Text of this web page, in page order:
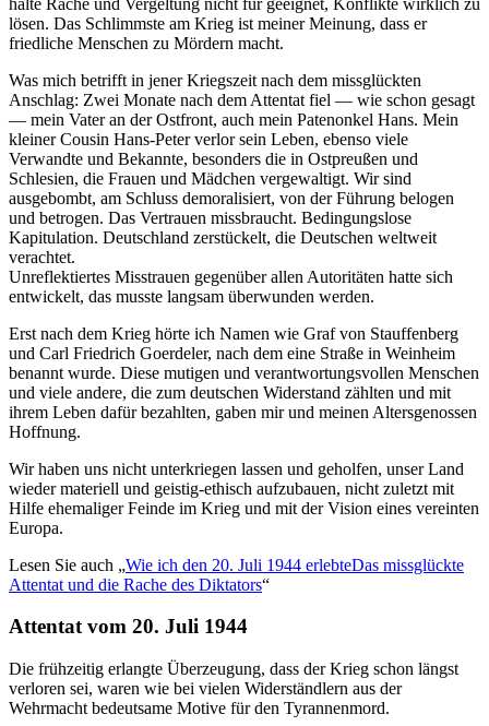
lösen. Das Schlimmste am Krieg ist meiner Meinung, dass er
friedliche Menschen zu Mördern macht.
Was mich betrifft in jener Kriegszeit nach dem missglückten
Anschlag: Zwei Monate nach dem Attentat fiel — wie schon gesagt
— mein Vater an der Ostfront, auch mein Patenonkel Hans. Mein
kleiner Cousin Hans-Peter verlor sein Leben, ebenso viele
Verwandte und Bekannte, besonders die in Ostpreußen und
Schlesien, die Frauen und Mädchen vergewaltigt. Wir sind
ausgebombt, am Schluss demoralisiert, von der Führung belogen
und betrogen. Das Vertrauen missbraucht. Bedingungslose
Kapitulation. Deutschland zerstückelt, die Deutschen weltweit
verachtet.
Unreflektiertes Misstrauen gegenüber allen Autoritäten hatte sich
entwickelt, das musste langsam überwunden werden.
Erst nach dem Krieg hörte ich Namen wie Graf von Stauffenberg
und Carl Friedrich Goerdeler, nach dem eine Straße in Weinheim
benannt wurde. Diese mutigen und verantwortungsvollen Menschen
und viele andere, die zum deutschen Widerstand zählten und mit
ihrem Leben dafür bezahlten, gaben mir und meinen Altersgenossen
Hoffnung.
Wir haben uns nicht unterkriegen lassen und geholfen, unser Land
wieder materiell und geistig-ethisch aufzubauen, nicht zuletzt mit
Hilfe ehemaliger Feinde im Krieg und mit der Vision eines vereinten
Europa.
Lesen Sie auch
Wie ich den 20. Juli 1944 erlebteDas missglückte
Attentat und die Rache des Diktators
Attentat vom 20. Juli 1944
Die frühzeitig erlangte Überzeugung, dass der Krieg schon längst
verloren sei, waren wie bei vielen Widerständlern aus der
Wehrmacht bedeutsame Motive für den Tyrannenmord.